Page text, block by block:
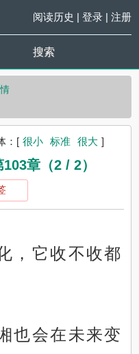
阅读历史 | 登录| 注册
搜索
： [ 很小 标准 很大 ]
章（2 / 2）
，它收不收都
也会在未来变